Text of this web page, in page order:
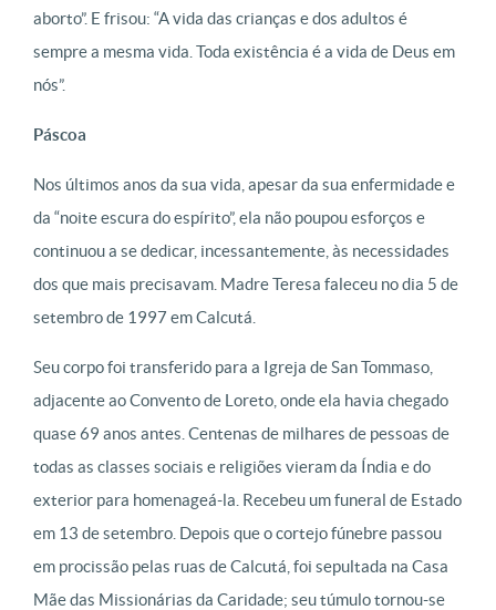
aborto”. E frisou: “A vida das crianças e dos adultos é
sempre a mesma vida. Toda existência é a vida de Deus em
nós”.
Páscoa
Nos últimos anos da sua vida, apesar da sua enfermidade e
da “noite escura do espírito”, ela não poupou esforços e
continuou a se dedicar, incessantemente, às necessidades
dos que mais precisavam. Madre Teresa faleceu no dia 5 de
setembro de 1997 em Calcutá.
Seu corpo foi transferido para a Igreja de San Tommaso,
adjacente ao Convento de Loreto, onde ela havia chegado
quase 69 anos antes. Centenas de milhares de pessoas de
todas as classes sociais e religiões vieram da Índia e do
exterior para homenageá-la. Recebeu um funeral de Estado
em 13 de setembro. Depois que o cortejo fúnebre passou
em procissão pelas ruas de Calcutá, foi sepultada na Casa
Mãe das Missionárias da Caridade; seu túmulo tornou-se